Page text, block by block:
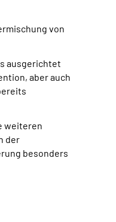
von
ausgerichtet
aber auch
weiteren
der
besonders